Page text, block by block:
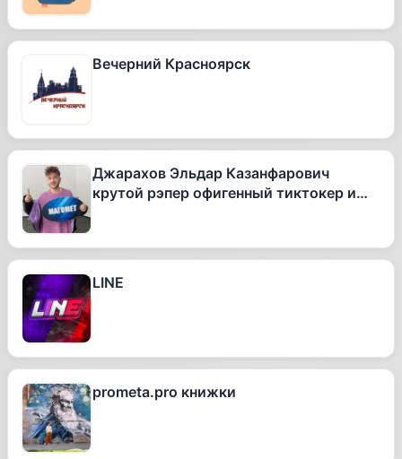
Вечерний Красноярск
Джарахов Эльдар Казанфарович
крутой рэпер офигенный тиктокер и
LINE
prometa.pro книжки